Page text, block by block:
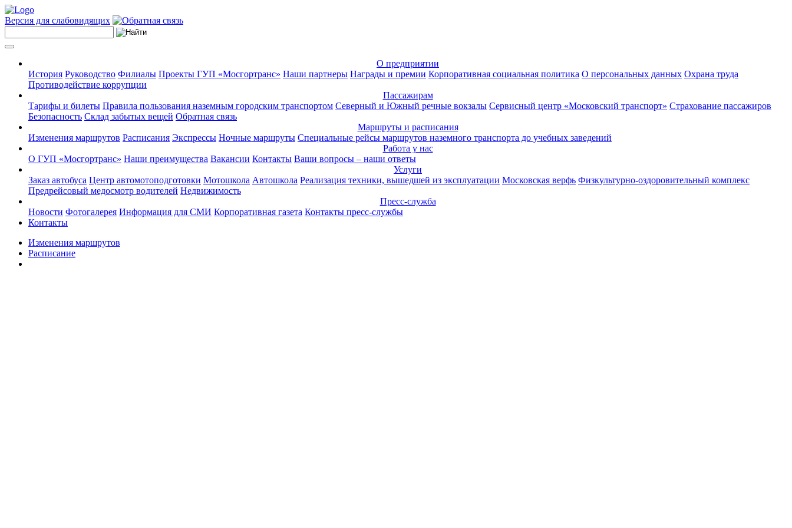
Версия для слабовидящих
О предприятии
История Руководство Филиалы Проекты ГУП «Мосгортранс» Наши партнеры Награды и премии Корпоративная социальная политика О персональных данных Охрана труда
Противодействие коррупции
Пассажирам
Тарифы и билеты Правила пользования наземным городским транспортом Северный и Южный речные вокзалы Сервисный центр «Московский транспорт» Страхование пассажиров
Безопасность Склад забытых вещей Обратная связь
Маршруты и расписания
Изменения маршрутов Расписания Экспрессы Ночные маршруты Специальные рейсы маршрутов наземного транспорта до учебных заведений
Работа у нас
О ГУП «Мосгортранс» Наши преимущества Вакансии Контакты Ваши вопросы – наши ответы
Услуги
Заказ автобуса Центр автомотоподготовки Мотошкола Автошкола Реализация техники, вышедшей из эксплуатации Московская верфь Физкультурно-оздоровительный комплекс
Предрейсовый медосмотр водителей Недвижимость
Пресс-служба
Новости Фотогалерея Информация для СМИ Корпоративная газета Контакты пресс-службы
Контакты
Изменения маршрутов
Расписание